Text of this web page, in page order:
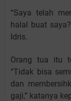
“Saya telah
halal buat
Idris.
Orang tua itu
“Tidak bisa
dan
gaji,” katanya